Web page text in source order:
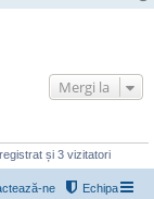
Mergi la
și 3 vizitatori
Echipa
ne